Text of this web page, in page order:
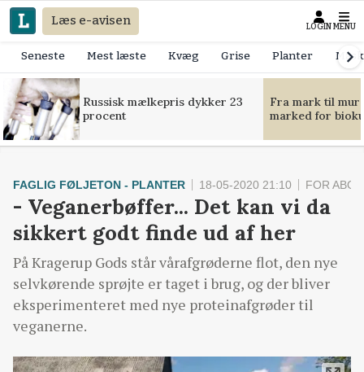
Læs e-avisen LOGIN MENU
Seneste Mest læste Kvæg Grise Planter
Russisk mælkepris dykker 23
procent
Fra mark til
marked for
FAGLIG FØLJETON - PLANTER 18-05-2020 21:10 FOR
- Veganerbøffer... Det kan vi da
sikkert godt finde ud af her
På Kragerup Gods står vårafgrøderne flot, den nye
selvkørende sprøjte er taget i brug, og der bliver
eksperimenteret med nye proteinafgrøder til
veganerne.